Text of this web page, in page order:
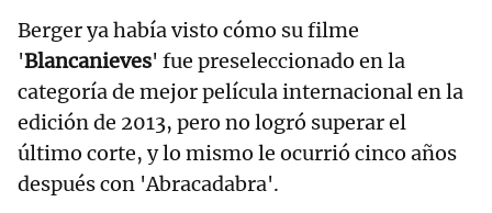
Berger ya había visto cómo su filme
'Blancanieves' fue preseleccionado en la
categoría de mejor película internacional en la
edición de 2013, pero no logró superar el
último corte, y lo mismo le ocurrió cinco años
después con 'Abracadabra'.